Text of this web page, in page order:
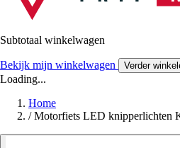
Subtotaal winkelwagen
Bekijk mijn winkelwagen Verder
Loading...
Home
/ Motorfiets LED knipperlichten